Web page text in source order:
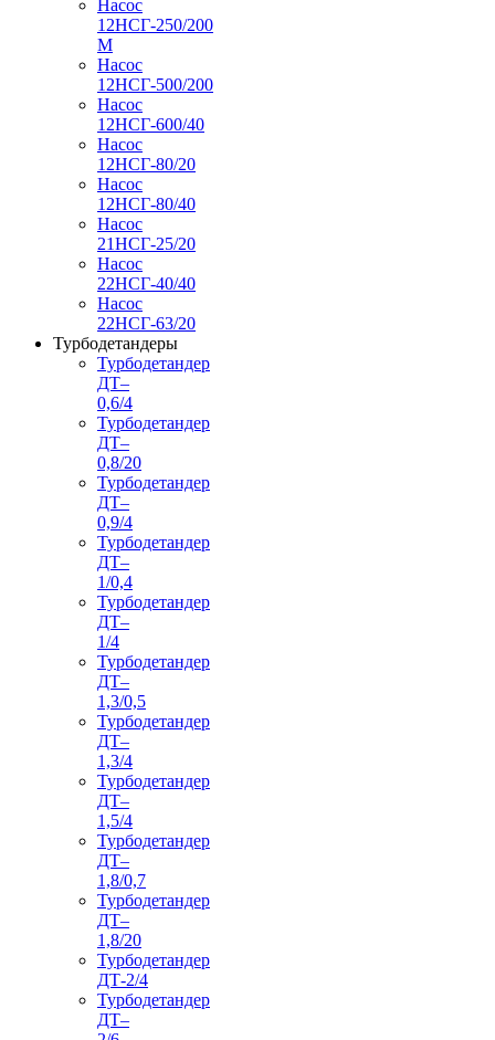
Насос
12НСГ-250/200
М
Насос
12НСГ-500/200
Насос
12НСГ-600/40
Насос
12НСГ-80/20
Насос
12НСГ-80/40
Насос
21НСГ-25/20
Насос
22НСГ-40/40
Насос
22НСГ-63/20
Турбодетандеры
Турбодетандер
ДТ–
0,6/4
Турбодетандер
ДТ–
0,8/20
Турбодетандер
ДТ–
0,9/4
Турбодетандер
ДТ–
1/0,4
Турбодетандер
ДТ–
1/4
Турбодетандер
ДТ–
1,3/0,5
Турбодетандер
ДТ–
1,3/4
Турбодетандер
ДТ–
1,5/4
Турбодетандер
ДТ–
1,8/0,7
Турбодетандер
ДТ–
1,8/20
Турбодетандер
ДТ-2/4
Турбодетандер
ДТ–